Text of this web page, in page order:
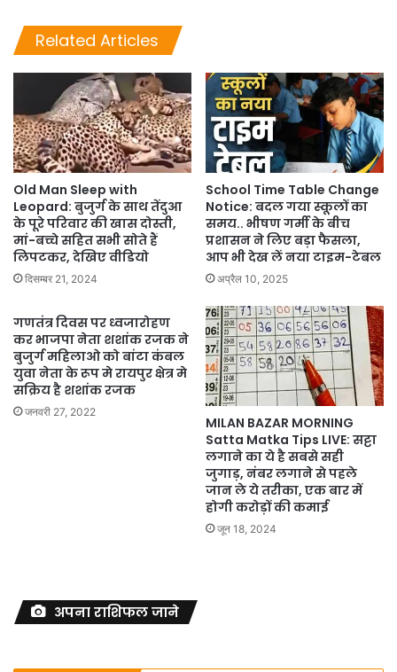
Related Articles
Old Man Sleep with
Leopard: बुजुर्ग के साथ तेंदुआ
के पूरे परिवार की खास दोस्ती,
मां-बच्चे सहित सभी सोते हैं
लिपटकर, देखिए वीडियो
दिसम्बर 21, 2024
School Time Table Change
Notice: बदल गया स्कूलों का
समय.. भीषण गर्मी के बीच
प्रशासन ने लिए बड़ा फैसला,
आप भी देख लें नया टाइम-टेबल
अप्रैल 10, 2025
गणतंत्र दिवस पर ध्वजारोहण
कर भाजपा नेता शशांक रजक ने
बुजुर्ग महिलाओ को बांटा कंबल
युवा नेता के रूप मे रायपुर क्षेत्र मे
सक्रिय है शशांक रजक
जनवरी 27, 2022
MILAN BAZAR MORNING
Satta Matka Tips LIVE: सट्टा
लगाने का ये है सबसे सही
जुगाड़, नंबर लगाने से पहले
जान ले ये तरीका, एक बार में
होगी करोड़ों की कमाई
जून 18, 2024
अपना राशिफल जाने